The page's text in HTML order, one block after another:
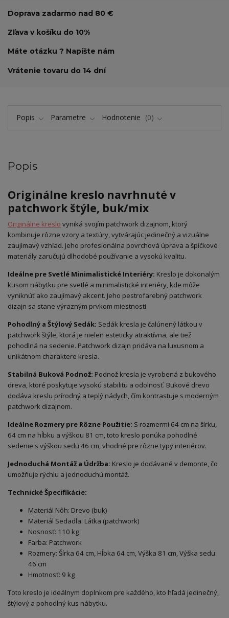
Doprava zadarmo nad 80 €
Zľava v košíku do 10%
Máte otázku ? Napíšte nám
Vrátenie tovaru do 14 dní
Popis Parametre Hodnotenie 0
Popis
Originálne kreslo navrhnuté v
patchwork štýle, buk/mix
Originálne kreslo vyniká svojím patchwork dizajnom, ktorý
kombinuje rôzne vzory a textúry, vytvárajúc jedinečný a vizuálne
zaujímavý vzhľad. Jeho profesionálna povrchová úprava a špičkové
materiály zaručujú dlhodobé používanie a vysokú kvalitu.
Ideálne pre Svetlé Minimalistické Interiéry: Kreslo je dokonalým
kusom nábytku pre svetlé a minimalistické interiéry, kde môže
vyniknúť ako zaujímavý akcent. Jeho pestrofarebný patchwork
dizajn sa stane výrazným prvkom miestnosti.
Pohodlný a Štýlový Sedák: Sedák kresla je čalúnený látkou v
patchwork štýle, ktorá je nielen esteticky atraktívna, ale tiež
pohodlná na sedenie. Patchwork dizajn pridáva na luxusnom a
unikátnom charaktere kresla.
Stabilná Buková Podnož: Podnož kresla je vyrobená z bukového
dreva, ktoré poskytuje vysokú stabilitu a odolnosť. Bukové drevo
dodáva kreslu prírodný a teplý nádych, čím kontrastuje s moderným
patchwork dizajnom.
Ideálne Rozmery pre Rôzne Použitie: S rozmermi 64 cm na šírku,
64 cm na hĺbku a výškou 81 cm, toto kreslo ponúka pohodlné
sedenie s výškou sedu 46 cm, vhodné pre rôzne typy interiérov.
Jednoduchá Montáž a Údržba: Kreslo je dodávané v demonte, čo
umožňuje rýchlu a jednoduchú montáž.
Technické Špecifikácie:
Materiál Nôh: Drevo (buk)
Materiál Sedadla: Látka (patchwork)
Nosnosť: 110 kg
Farba: Patchwork
Rozmery: Šírka 64 cm, Hĺbka 64 cm, Výška 81 cm, Výška sedu
46 cm
Hmotnosť: 9 kg
Toto kreslo je ideálnym doplnkom pre každého, kto hľadá jedinečný,
štýlový a pohodlný kus nábytku.